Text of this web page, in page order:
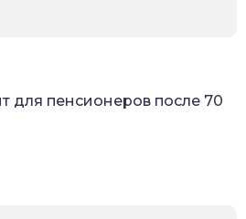
для пенсионеров после 70